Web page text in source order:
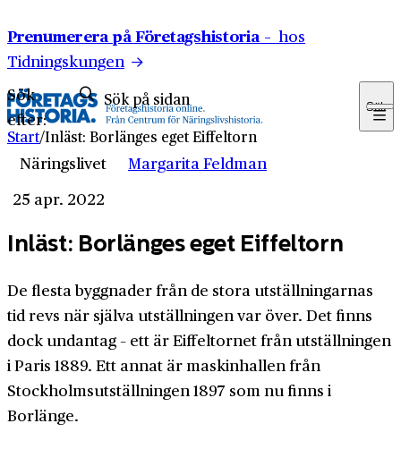
Prenumerera på Företagshistoria – hos
Tidningskungen
Sök
efter:
Sök
Start/Inläst: Borlänges eget Eiffeltorn
Näringslivet
Margarita Feldman
25 apr. 2022
Inläst: Borlänges eget Eiffeltorn
De flesta byggnader från de stora utställningarnas
tid revs när själva utställningen var över. Det finns
dock undantag – ett är Eiffeltornet från utställningen
i Paris 1889. Ett annat är maskinhallen från
Stockholmsutställningen 1897 som nu finns i
Borlänge.